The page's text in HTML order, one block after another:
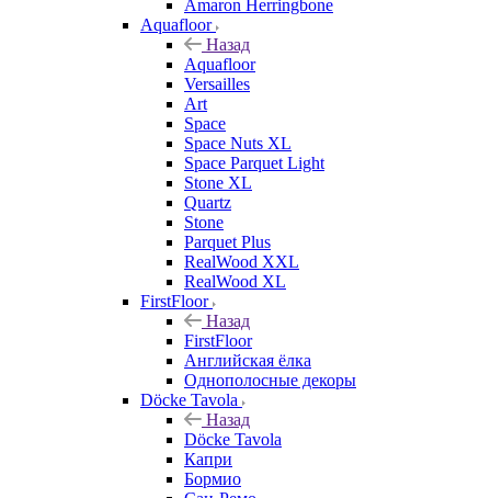
Amaron Herringbone
Aquafloor
Назад
Aquafloor
Versailles
Art
Space
Space Nuts XL
Space Parquet Light
Stone XL
Quartz
Stone
Parquet Plus
RealWood XXL
RealWood XL
FirstFloor
Назад
FirstFloor
Английская ёлка
Однополосные декоры
Döcke Tavola
Назад
Döcke Tavola
Капри
Бормио